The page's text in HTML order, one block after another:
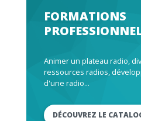
FORMATIONS
Animer un plateau radio,
ressources radios,
d'une radio...
DÉCOUVREZ LE